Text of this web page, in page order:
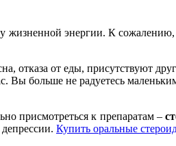
жизненной энергии. К
отказа от еды, присутствуют
Вы больше не радуетесь
присмотреться к препаратам –
Купить оральные